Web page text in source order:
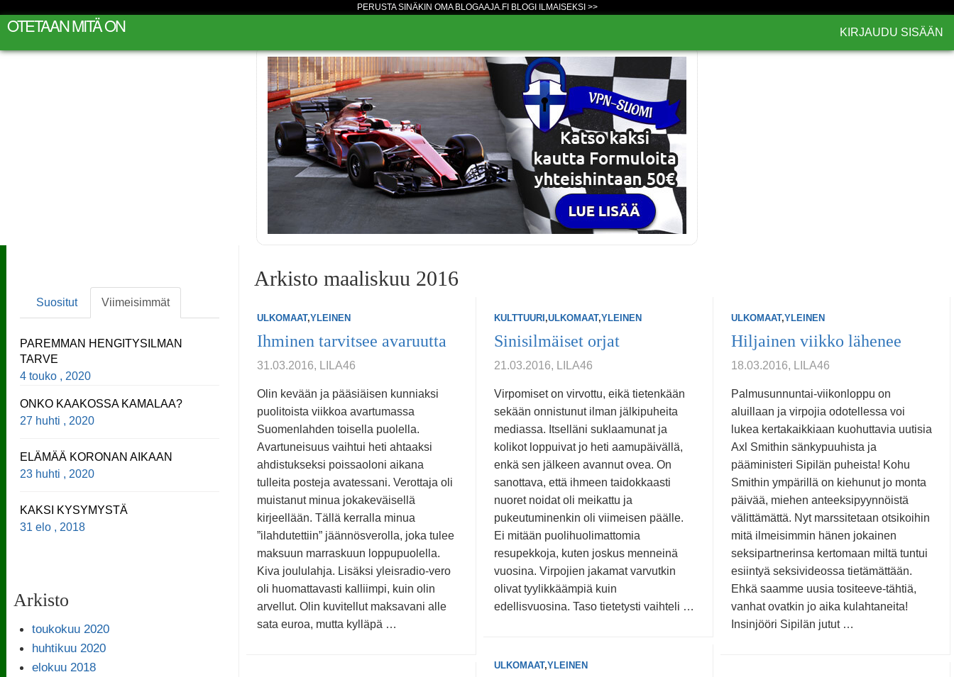
PERUSTA SINÄKIN OMA BLOGAAJA.FI BLOGI ILMAISEKSI >>
OTETAAN MITÄ ON KIRJAUDU SISÄÄN
Arkisto maaliskuu 2016
ULKOMAAT,YLEINEN
Ihminen tarvitsee avaruutta
31.03.2016, LILA46
Olin kevään ja pääsiäisen kunniaksi
puolitoista viikkoa avartumassa
Suomenlahden toisella puolella.
Avartuneisuus vaihtui heti ahtaaksi
ahdistukseksi poissaoloni aikana
tulleita posteja avatessani. Verottaja oli
muistanut minua jokakeväisellä
kirjeellään. Tällä kerralla minua
”ilahdutettiin” jäännösverolla, joka tulee
maksuun marraskuun loppupuolella.
Kiva joululahja. Lisäksi yleisradio-vero
oli huomattavasti kalliimpi, kuin olin
arvellut. Olin kuvitellut maksavani alle
sata euroa, mutta kylläpä …
KULTTUURI ,ULKOMAAT,YLEINEN
Sinisilmäiset orjat
21.03.2016, LILA46
Virpomiset on virvottu, eikä tietenkään
sekään onnistunut ilman jälkipuheita
mediassa. Itselläni suklaamunat ja
kolikot loppuivat jo heti aamupäivällä,
enkä sen jälkeen avannut ovea. On
sanottava, että ihmeen taidokkaasti
nuoret noidat oli meikattu ja
pukeutuminenkin oli viimeisen päälle.
Ei mitään puolihuolimattomia
resupekkoja, kuten joskus menneinä
vuosina. Virpojien jakamat varvutkin
olivat tyylikkäämpiä kuin
edellisvuosina. Taso tietetysti vaihteli …
ULKOMAAT,YLEINEN
Hiljainen viikko lähenee
18.03.2016, LILA46
Palmusunnuntai-viikonloppu on
aluillaan ja virpojia odotellessa voi
lukea kertakaikkiaan kuohuttavia uutisia
Axl Smithin sänkypuuhista ja
pääministeri Sipilän puheista! Kohu
Smithin ympärillä on kiehunut jo monta
päivää, miehen anteeksipyynnöistä
välittämättä. Nyt marssitetaan otsikoihin
mitä ilmeisimmin hänen jokainen
seksipartnerinsa kertomaan miltä tuntui
esiintyä seksivideossa tietämättään.
Ehkä saamme uusia tositeeve-tähtiä,
vanhat ovatkin jo aika kulahtaneita!
Insinjööri Sipilän jutut …
ULKOMAAT,YLEINEN
Suositut Viimeisimmät
PAREMMAN HENGITYSILMAN
TARVE
4 touko , 2020
ONKO KAAKOSSA KAMALAA?
27 huhti , 2020
ELÄMÄÄ KORONAN AIKAAN
23 huhti , 2020
KAKSI KYSYMYSTÄ
31 elo , 2018
Arkisto
toukokuu 2020
huhtikuu 2020
elokuu 2018